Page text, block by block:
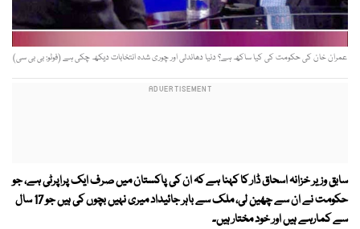
عمران خان کی حکومت کی کیا ساکھ ہے؟ دنیا دھاندلی اور چوری شدہ انتخابات دیکھ چکی ہے (فوٹو: بی بی سی)
سابق وزیر خزانہ اسحاق ڈار کا کہنا ہے کہ ان کی پاکستان میں صرف ایک پراپرٹی ہے، جو
حکومت نے ان سے چھین لی، ملک سے باہر جائیداد میری نہیں بچوں کی ہیں جو 17 سال
سے کمارہے ہیں اور خود مختار ہیں۔